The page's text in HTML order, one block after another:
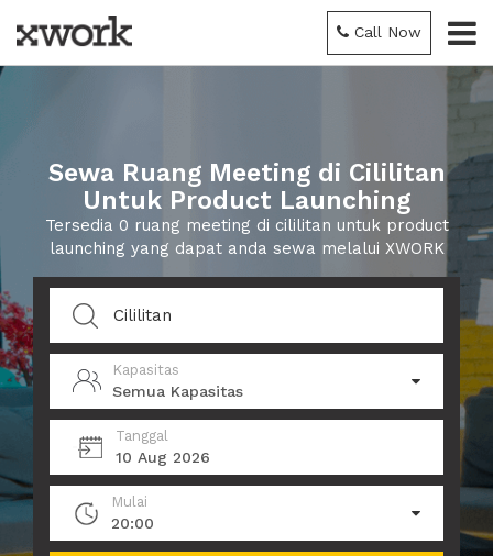
Call Now
Sewa Ruang Meeting di Cililitan
Untuk Product Launching
Tersedia 0 ruang meeting di cililitan untuk product
launching yang dapat anda sewa melalui XWORK
Kapasitas
Semua Kapasitas
Tanggal
10 Aug 2026
Mulai
20:00